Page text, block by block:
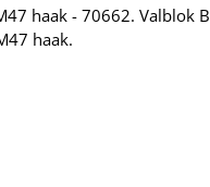
haak - 70662. Valblok
haak.